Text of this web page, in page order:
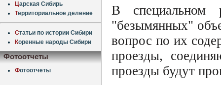
Царская Сибирь
Территориальное деление
Статьи по истории Сибири
Коренные народы Сибири
Фотоотчеты
Фотоотчеты
В специальном
"безымянных"
вопрос по их
проезды,
проезды будут